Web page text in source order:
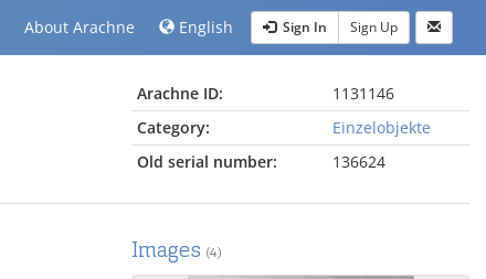
About Arachne English Sign In Sign Up
Arachne ID:
1131146
Category:
Einzelobjekte
Old serial number:
136624
Images (4)